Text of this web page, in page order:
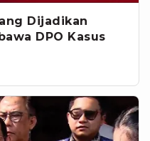
Dijadikan
DPO Kasus